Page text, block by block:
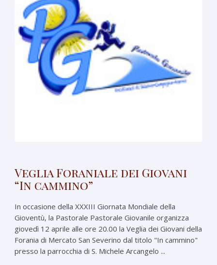
Veglia Foraniale dei Giovani
“In cammino”
In occasione della XXXIII Giornata Mondiale della
Gioventù, la Pastorale Pastorale Giovanile organizza
giovedì 12 aprile alle ore 20.00 la Veglia dei Giovani della
Forania di Mercato San Severino dal titolo "In cammino"
presso la parrocchia di S. Michele Arcangelo ...